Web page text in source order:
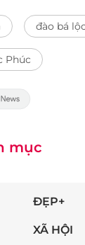
đào bá lộc
Phúc
mục
ĐẸP+
XÃ HỘI